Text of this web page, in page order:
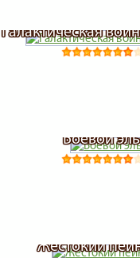
Галактическая
Боевой
Жестокий